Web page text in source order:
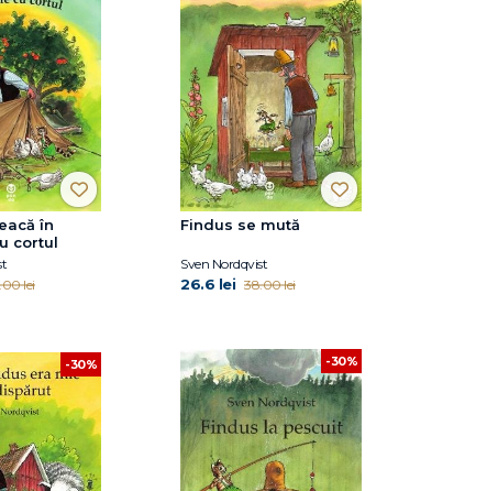
în
cortul
lei
Findus se mută
Sven Nordqvist
26.6 lei 38.00 lei
-30% -30%